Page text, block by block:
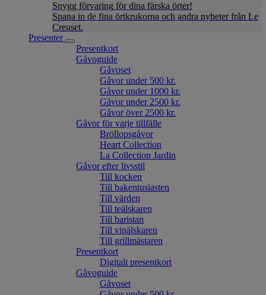
Snygg förvaring för dina färska örter!
Spana in de fina örtkrukorna och andra nyheter från Le
Creuset.
Presenter
Presentkort
Gåvoguide
Gåvoset
Gåvor under 500 kr.
Gåvor under 1000 kr.
Gåvor under 2500 kr.
Gåvor över 2500 kr.
Gåvor för varje tillfälle
Bröllopsgåvor
Heart Collection
La Collection Jardin
Gåvor efter livsstil
Till kocken
Till bakentusiasten
Till värden
Till teälskaren
Till baristan
Till vinälskaren
Till grillmästaren
Presentkort
Digitalt presentkort
Gåvoguide
Gåvoset